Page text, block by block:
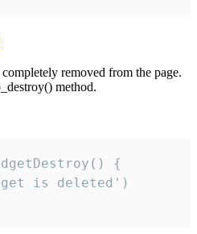
removed from the page.
method.
{
is deleted')